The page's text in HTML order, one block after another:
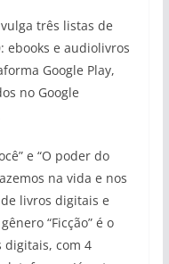
três listas de
ebooks e audiolivros
Google Play,
no Google
e “O poder do
na vida e nos
livros digitais e
“Ficção” é o
digitais, com 4